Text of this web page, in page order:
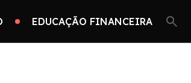
EDUCAÇÃO FINANCEIRA